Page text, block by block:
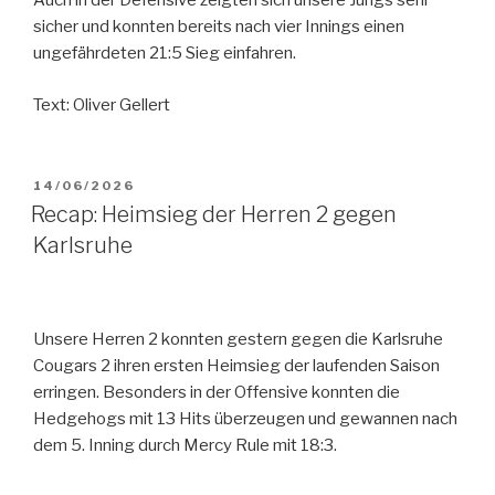
sicher und konnten bereits nach vier Innings einen
ungefährdeten 21:5 Sieg einfahren.
Text: Oliver Gellert
VERÖFFENTLICHT
AM
14/06/2026
Recap: Heimsieg der Herren 2 gegen
Karlsruhe
Unsere Herren 2 konnten gestern gegen die Karlsruhe
Cougars 2 ihren ersten Heimsieg der laufenden Saison
erringen. Besonders in der Offensive konnten die
Hedgehogs mit 13 Hits überzeugen und gewannen nach
dem 5. Inning durch Mercy Rule mit 18:3.